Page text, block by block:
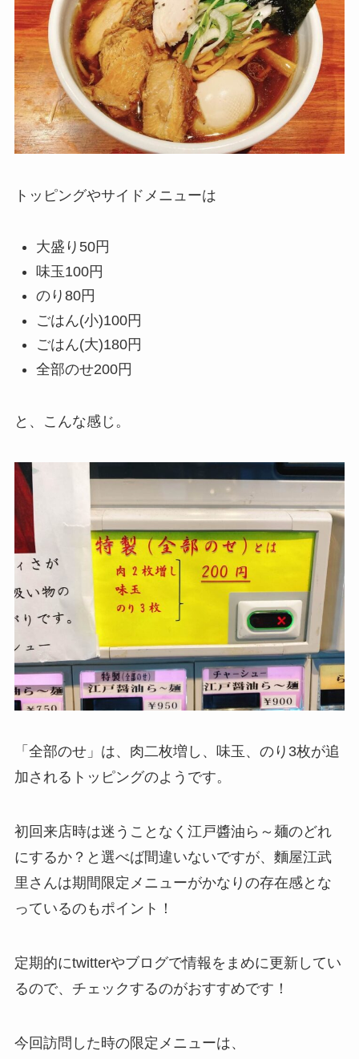
トッピングやサイドメニューは
大盛り50円
味玉100円
のり80円
ごはん(小)100円
ごはん(大)180円
全部のせ200円
と、こんな感じ。
「全部のせ」は、肉二枚増し、味玉、のり3枚が追
加されるトッピングのようです。
初回来店時は迷うことなく江戸醬油ら～麺のどれ
にするか？と選べば間違いないですが、麵屋江武
里さんは期間限定メニューがかなりの存在感とな
っているのもポイント！
定期的にtwitterやブログで情報をまめに更新してい
るので、チェックするのがおすすめです！
今回訪問した時の限定メニューは、